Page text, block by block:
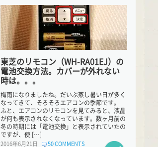
東芝のリモコン（WH-RA01EJ）の
電池交換方法。カバーが外れない
時は。。。
梅雨になりましたね。だいぶ蒸し暑い日が多く
なってきて、そろそろエアコンの季節です。
ふと、エアコンのリモコンを見てみると、液晶
が何も表示されなくなっています。数ヶ月前の
冬の時期には「電池交換」と表示されていたの
ですが、使 […]
2016年6月21日 50 COMMENTS